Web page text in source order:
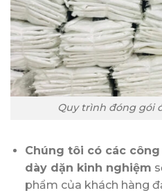
Quy trình đóng gói
Chúng tôi có các
dày dặn kinh nghiệm
phẩm của khách hàng